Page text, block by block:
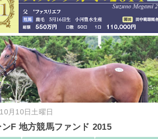
月10日土曜日
ンF 地方競馬ファンド 2015